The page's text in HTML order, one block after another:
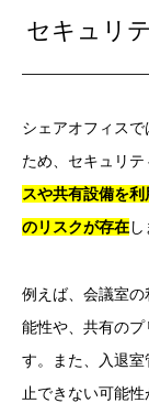
セキュリ
シェアオフィス
ため、セキュリテ
スや共有設備を
のリスクが存在し
例えば、会議室
能性や、共有の
す。また、入退
止できない可能性